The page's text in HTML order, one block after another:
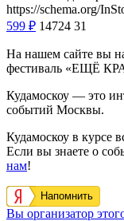
https://schema.org/
599 ₽ 14724 31
На нашем сайте вы
фестиваль «ЕЩЁ
Кудамоскоу — это
событий Москвы.
Кудамоскоу в курсе
Если вы знаете о
нам!
Напомнить
Вы организатор